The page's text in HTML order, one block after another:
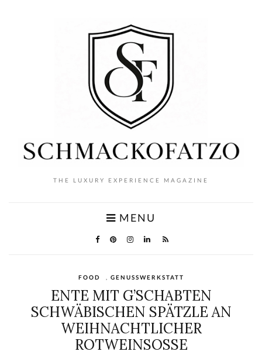
THE LUXURY EXPERIENCE MAGAZINE
MENU
FOOD GENUSSWERKSTATT
ENTE MIT G’SCHABTEN
SCHWÄBISCHEN SPÄTZLE AN
WEIHNACHTLICHER
ROTWEINSOSSE